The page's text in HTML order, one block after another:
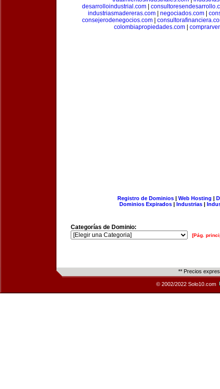
desarrolloindustrial.com|
industriasmadereras.com
negociados.com
consejerodenegocios.com
colombiapropiedades.com|
Registro de Dominios| Web Hosting |
Dominios Expirados | Industrias |
Categorías de Dominio:
[Pág.
** Precios
© 2002/2022 Solo10.com